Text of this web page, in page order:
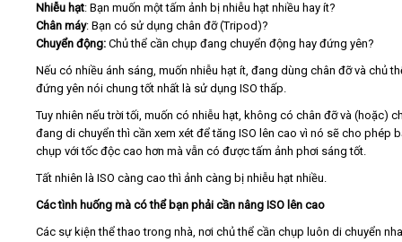
Nhiễu hạt: Bạn muốn một tấm ảnh bị nhiễu hạt nhiều hay ít?
Chân máy: Bạn có sử dụng chân đỡ (Tripod)?
Chuyển động: Chủ thể cần chụp đang chuyển động hay đứng yên?
Nếu có nhiều ánh sáng, muốn nhiễu hạt ít, đang dùng chân đỡ và chủ
đứng yên nói chung tốt nhất là sử dụng ISO thấp.
Tuy nhiên nếu trời tối, muốn có nhiễu hạt, không có chân đỡ và (hoặc)
đang di chuyển thì cần xem xét để tăng ISO lên cao vì nó sẽ cho phép
chụp với tốc độc cao hơn mà vẫn có được tấm ảnh phơi sáng tốt.
Tất nhiên là ISO càng cao thì ảnh càng bị nhiễu hạt nhiều.
Các tình huống mà có thể bạn phải cần nâng ISO lên cao
Các sự kiện thể thao trong nhà, nơi chủ thể cần chụp luôn di chuyển